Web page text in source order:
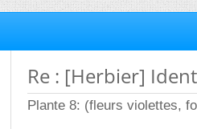
Re : [Herbier]
Plante 8: (fleurs violettes,